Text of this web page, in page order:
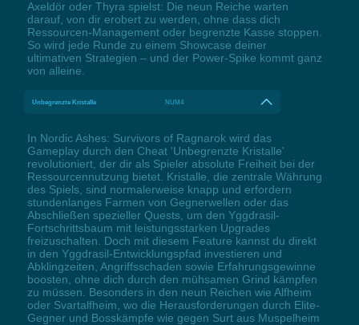
Axeldör oder Thyra spielst: Die neun Reiche warten
darauf, von dir erobert zu werden, ohne dass dich
Ressourcen-Management oder begrenzte Kasse stoppen.
So wird jede Runde zu einem Showcase deiner
ultimativen Strategien – und der Power-Spike kommt ganz
von alleine.
Unbegrenzte Kristalle NUM4
In Nordic Ashes: Survivors of Ragnarok wird das
Gameplay durch den Cheat 'Unbegrenzte Kristalle'
revolutioniert, der dir als Spieler absolute Freiheit bei der
Ressourcennutzung bietet. Kristalle, die zentrale Währung
des Spiels, sind normalerweise knapp und erfordern
stundenlanges Farmen von Gegnerwellen oder das
Abschließen spezieller Quests, um den Yggdrasil-
Fortschrittsbaum mit leistungsstarken Upgrades
freizuschalten. Doch mit diesem Feature kannst du direkt
in den Yggdrasil-Entwicklungspfad investieren und
Abklingzeiten, Angriffsschaden sowie Erfahrungsgewinne
boosten, ohne dich durch den mühsamen Grind kämpfen
zu müssen. Besonders in den neun Reichen wie Alfheim
oder Svartalfheim, wo die Herausforderungen durch Elite-
Gegner und Bosskämpfe wie gegen Surt aus Muspelheim